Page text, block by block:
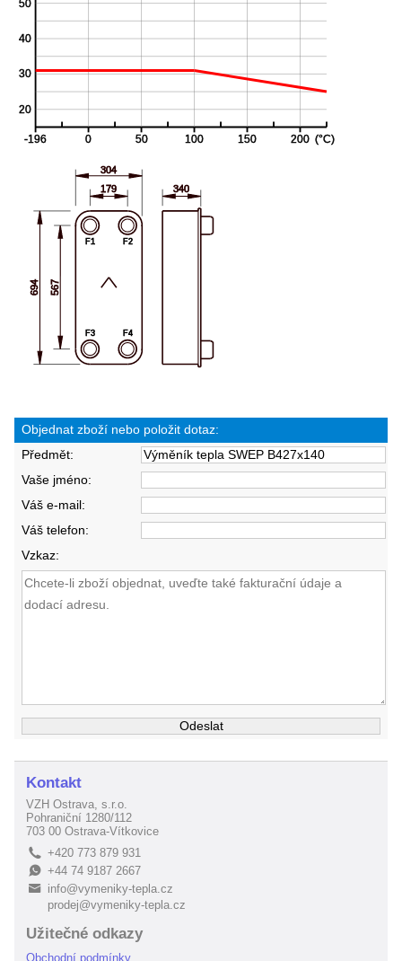
Objednat zboží nebo položit dotaz:
Předmět:
Vaše jméno:
Váš e-mail:
Váš telefon:
Vzkaz:
Kontakt
VZH Ostrava, s.r.o.
Pohraniční 1280/112
703 00 Ostrava-Vítkovice
L +420 773 879 931
E+44 74 9187 2667
B
info@vymeniky-tepla.cz
prodej@vymeniky-tepla.cz
Užitečné odkazy
Obchodní podmínky